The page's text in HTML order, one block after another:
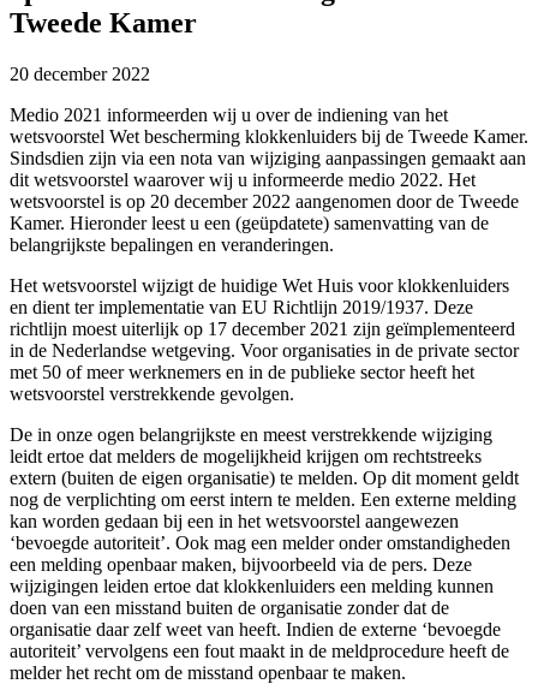
Tweede Kamer
20 december 2022
Medio 2021 informeerden wij u over de indiening van het
wetsvoorstel Wet bescherming klokkenluiders bij de Tweede Kamer.
Sindsdien zijn via een nota van wijziging aanpassingen gemaakt aan
dit wetsvoorstel waarover wij u informeerde medio 2022. Het
wetsvoorstel is op 20 december 2022 aangenomen door de Tweede
Kamer. Hieronder leest u een (geüpdatete) samenvatting van de
belangrijkste bepalingen en veranderingen.
Het wetsvoorstel wijzigt de huidige Wet Huis voor klokkenluiders
en dient ter implementatie van EU Richtlijn 2019/1937. Deze
richtlijn moest uiterlijk op 17 december 2021 zijn geïmplementeerd
in de Nederlandse wetgeving. Voor organisaties in de private sector
met 50 of meer werknemers en in de publieke sector heeft het
wetsvoorstel verstrekkende gevolgen.
De in onze ogen belangrijkste en meest verstrekkende wijziging
leidt ertoe dat melders de mogelijkheid krijgen om rechtstreeks
extern (buiten de eigen organisatie) te melden. Op dit moment geldt
nog de verplichting om eerst intern te melden. Een externe melding
kan worden gedaan bij een in het wetsvoorstel aangewezen
‘bevoegde autoriteit’. Ook mag een melder onder omstandigheden
een melding openbaar maken, bijvoorbeeld via de pers. Deze
wijzigingen leiden ertoe dat klokkenluiders een melding kunnen
doen van een misstand buiten de organisatie zonder dat de
organisatie daar zelf weet van heeft. Indien de externe ‘bevoegde
autoriteit’ vervolgens een fout maakt in de meldprocedure heeft de
melder het recht om de misstand openbaar te maken.